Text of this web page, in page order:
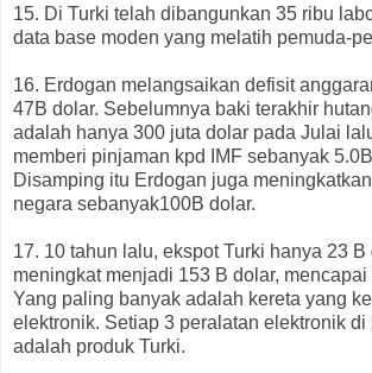
15. Di Turki telah dibangunkan 35 ribu
data base moden yang melatih pemuda-
16. Erdogan melangsaikan defisit
47B dolar. Sebelumnya baki terakhir
adalah hanya 300 juta dolar pada Julai
memberi pinjaman kpd IMF sebanyak
Disamping itu Erdogan juga
negara sebanyak100B dolar.
17. 10 tahun lalu, ekspot Turki hanya 23 B
meningkat menjadi 153 B dolar, mencapai
Yang paling banyak adalah kereta yang
elektronik. Setiap 3 peralatan elektronik di
adalah produk Turki.